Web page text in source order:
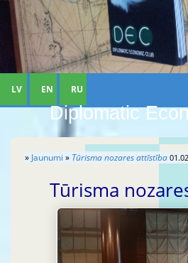
Diplomatic
LV EN RU
» Jaunumi » Tūrisma nozares attīstība
Tūrisma